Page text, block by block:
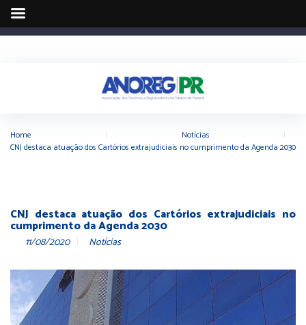
Home Notícias
CNJ destaca atuação dos Cartórios extrajudiciais no cumprimento da Agenda 2030
CNJ destaca atuação dos Cartórios extrajudiciais no
cumprimento da Agenda 2030
11/08/2020 Notícias